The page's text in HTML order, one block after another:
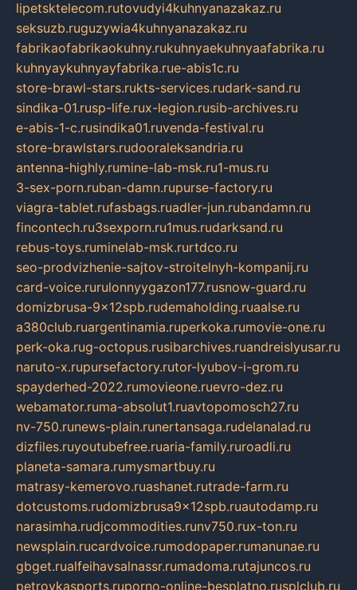
lipetsktelecom.rutovudyi4kuhnyanazakaz.ru
seksuzb.ruguzywia4kuhnyanazakaz.ru
fabrikaofabrikaokuhny.rukuhnyaekuhnyaafabrika.ru
kuhnyaykuhnyayfabrika.rue-abis1c.ru
store-brawl-stars.rukts-services.rudark-sand.ru
sindika-01.rusp-life.rux-legion.rusib-archives.ru
e-abis-1-c.rusindika01.ruvenda-festival.ru
store-brawlstars.rudooraleksandria.ru
antenna-highly.rumine-lab-msk.ru1-mus.ru
3-sex-porn.ruban-damn.rupurse-factory.ru
viagra-tablet.rufasbags.ruadler-jun.rubandamn.ru
fincontech.ru3sexporn.ru1mus.rudarksand.ru
rebus-toys.ruminelab-msk.rurtdco.ru
seo-prodvizhenie-sajtov-stroitelnyh-kompanij.ru
card-voice.rurulonnyygazon177.rusnow-guard.ru
domizbrusa-9x12spb.rudemaholding.ruaalse.ru
a380club.ruargentinamia.ruperkoka.rumovie-one.ru
perk-oka.rug-octopus.rusibarchives.ruandreislyusar.ru
naruto-x.rupursefactory.rutor-lyubov-i-grom.ru
spayderhed-2022.rumovieone.ruevro-dez.ru
webamator.ruma-absolut1.ruavtopomosch27.ru
nv-750.runews-plain.runertansaga.rudelanalad.ru
dizfiles.ruyoutubefree.ruaria-family.ruroadli.ru
planeta-samara.rumysmartbuy.ru
matrasy-kemerovo.ruashanet.rutrade-farm.ru
dotcustoms.rudomizbrusa9x12spb.ruautodamp.ru
narasimha.rudjcommodities.runv750.rux-ton.ru
newsplain.rucardvoice.rumodopaper.rumanunae.ru
gbget.rualfeihavsalnassr.rumadoma.rutajuncos.ru
petrovkasports.ruporno-online-besplatno.rusplclub.ru